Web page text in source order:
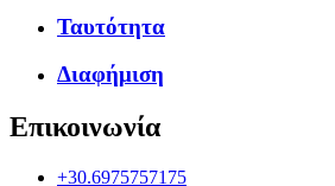
Ταυτότητα
Διαφήμιση
Επικοινωνία
+30.6975757175